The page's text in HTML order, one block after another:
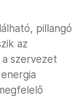
pillangó
az
a szervezet